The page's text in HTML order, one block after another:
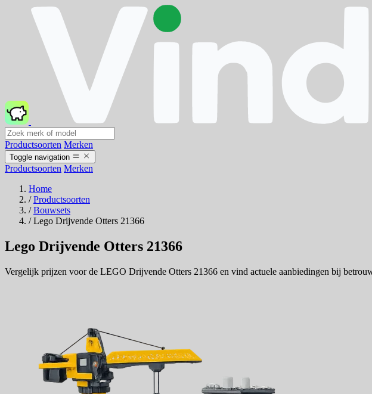
Productsoorten Merken
Toggle navigation
Productsoorten Merken
Home
/ Productsoorten
/ Bouwsets
/ Lego Drijvende Otters 21366
Lego Drijvende Otters 21366
Vergelijk prijzen voor de LEGO Drijvende Otters 21366 en vind actuele aanbiedingen bij